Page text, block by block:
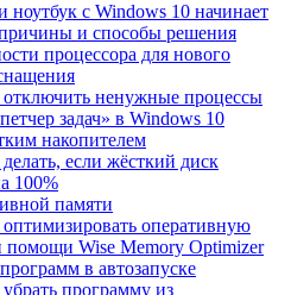
с Windows 10 начинает
причины и способы решения
процессора для нового
ненужные процессы
задач» в Windows 10
накопителем
если жёсткий диск
100%
памяти
оперативную
помощи Wise Memory Optimizer
в автозапуске
программу из